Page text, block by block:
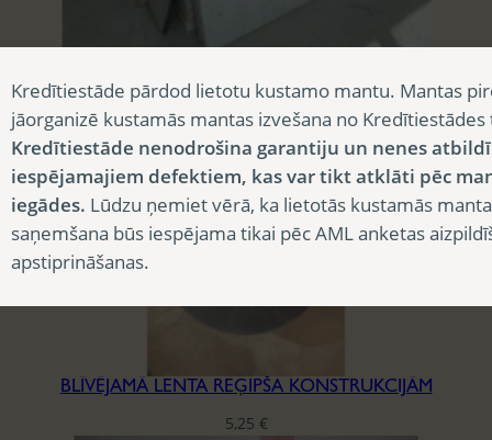
3,90€
BLĪVĒJAMĀ LENTA REĢIPŠA KONSTRUKCIJĀM
5,25 €
Kredītiestāde pārdod lietotu kustamo mantu. Mantas
jāorganizē kustamās mantas izvešana no
Kredītiestāde nenodrošina garantiju un nenes
iespējamajiem defektiem, kas var tikt atklāti pēc
iegādes. Lūdzu ņemiet vērā, ka lietotās kustamās
saņemšana būs iespējama tikai pēc AML anketas
apstiprināšanas.